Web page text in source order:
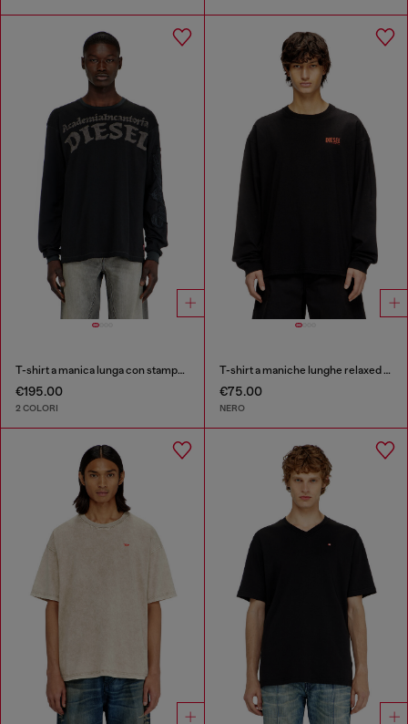
T-shirt a manica lunga con stampe e patch
€195.00
2 COLORI
T-shirt a maniche lunghe relaxed con logo Biscotto
€75.00
NERO